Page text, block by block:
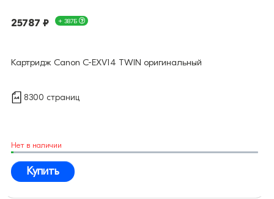
25787 ₽ + 387Б
Картридж Canon C-EXV14 TWIN оригинальный
8300 страниц
Нет в наличии
Купить